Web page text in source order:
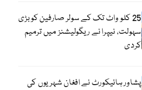
25 کلو واٹ تک کے سولر صارفین کو بڑی
سہولت، نیپرا نے ریگولیشنز میں ترمیم
کردی
پشاور ہائیکورٹ نے افغان شہریوں کی